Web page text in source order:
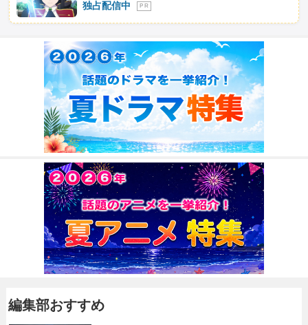
独占配信中
P R
編集部おすすめ